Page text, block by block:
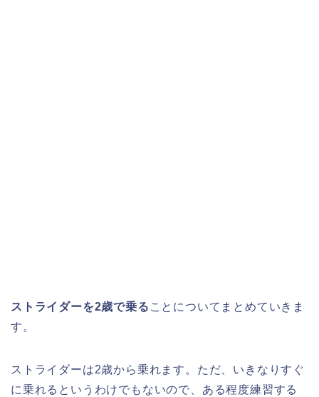
ストライダーを2歳で乗る ことについてまとめていきま
す。
ストライダーは2歳から乗れます。ただ、いきなりすぐ
に乗れるというわけでもないので、ある程度練習する